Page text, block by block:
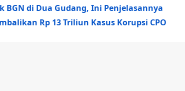
BGN di Dua Gudang, Ini Penjelasannya
Rp 13 Triliun Kasus Korupsi CPO